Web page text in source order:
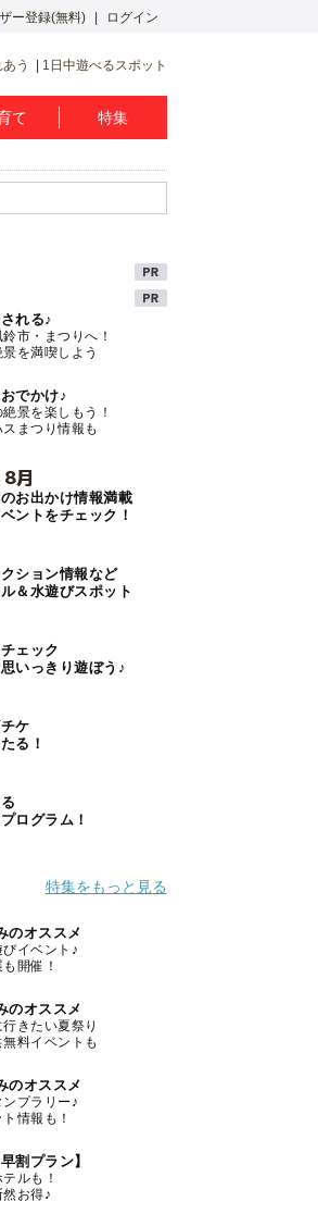
ー登録(無料) ログイン
う 1日中遊べるスポット
て 特集
れる♪
市・まつりへ！
を満喫しよう
でかけ♪
景を楽しもう！
まつり情報も
月
お出かけ情報満載
ントをチェック！
ション情報など
＆水遊びスポット
ェック
いっきり遊ぼう♪
ケ
る！
ログラム！
特集をもっと見る
のオススメ
イベント♪
開催！
のオススメ
きたい夏祭り
料イベントも
のオススメ
プラリー♪
情報も！
割プラン】
ルも！
お得♪